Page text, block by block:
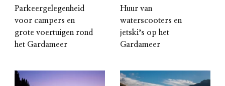
Parkeergelegenheid
voor campers en
grote voertuigen rond
het Gardameer
Huur van
waterscooters en
jetskiʼs op het
Gardameer